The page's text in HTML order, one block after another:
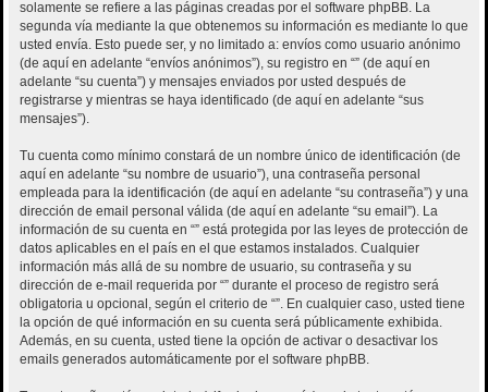
solamente se refiere a las páginas creadas por el software phpBB. La
segunda vía mediante la que obtenemos su información es mediante lo que
usted envía. Esto puede ser, y no limitado a: envíos como usuario anónimo
(de aquí en adelante “envíos anónimos”), su registro en “” (de aquí en
adelante “su cuenta”) y mensajes enviados por usted después de
registrarse y mientras se haya identificado (de aquí en adelante “sus
mensajes”).
Tu cuenta como mínimo constará de un nombre único de identificación (de
aquí en adelante “su nombre de usuario”), una contraseña personal
empleada para la identificación (de aquí en adelante “su contraseña”) y una
dirección de email personal válida (de aquí en adelante “su email”). La
información de su cuenta en “” está protegida por las leyes de protección de
datos aplicables en el país en el que estamos instalados. Cualquier
información más allá de su nombre de usuario, su contraseña y su
dirección de e-mail requerida por “” durante el proceso de registro será
obligatoria u opcional, según el criterio de “”. En cualquier caso, usted tiene
la opción de qué información en su cuenta será públicamente exhibida.
Además, en su cuenta, usted tiene la opción de activar o desactivar los
emails generados automáticamente por el software phpBB.